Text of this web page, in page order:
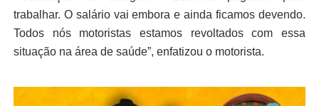
trabalhar. O salário vai embora e ainda ficamos devendo.
Todos nós motoristas estamos revoltados com essa
situação na área de saúde”, enfatizou o motorista.